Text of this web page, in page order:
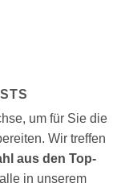
um für Sie die
Wir treffen
aus den Top-
in unserem